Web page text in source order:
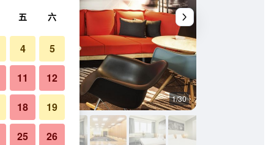
1/30
五 六
4 5
11 12
18 19
25 26